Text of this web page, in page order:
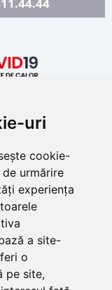
uri
cookie-
urmărire
experiența
a site-
o
pe site,